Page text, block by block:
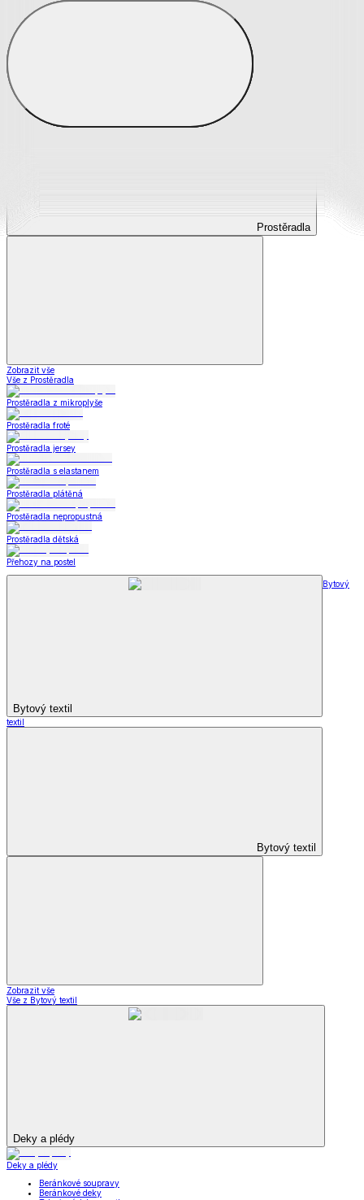
Prostěradla
Prostěradla
Zobrazit vše
Vše z Prostěradla
Prostěradla z mikroplyše
Prostěradla froté
Prostěradla jersey
Prostěradla s elastanem
Prostěradla plátěná
Prostěradla nepropustná
Prostěradla dětská
Přehozy na postel
Bytový textil
Bytový
textil
Bytový textil
Zobrazit vše
Vše z Bytový textil
Deky a plédy
Deky a plédy
Beránkové soupravy
Beránkové deky